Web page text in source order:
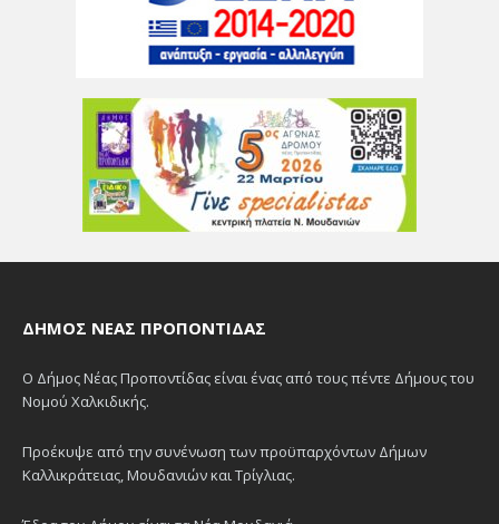
ΔΉΜΟΣ ΝΈΑΣ ΠΡΟΠΟΝΤΊΔΑΣ
Ο Δήμος Νέας Προποντίδας είναι ένας από τους πέντε Δήμους του
Νομού Χαλκιδικής.
Προέκυψε από την συνένωση των προϋπαρχόντων Δήμων
Καλλικράτειας, Μουδανιών και Τρίγλιας.